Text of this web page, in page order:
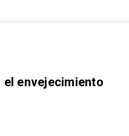
el envejecimiento